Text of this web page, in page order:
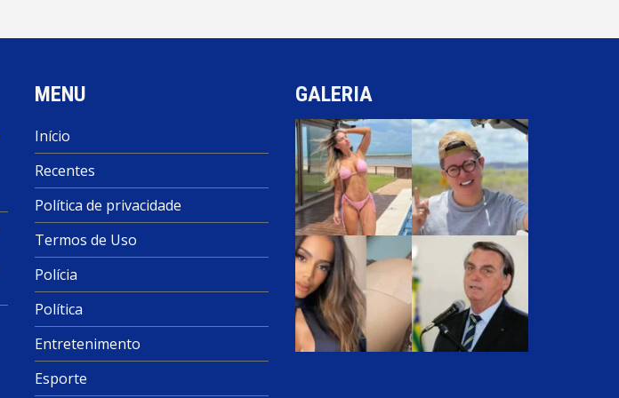
MENU
Início
Recentes
Política de privacidade
Termos de Uso
Polícia
Política
Entretenimento
Esporte
GALERIA